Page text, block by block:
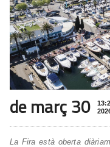
de març 30
La Fira està oberta